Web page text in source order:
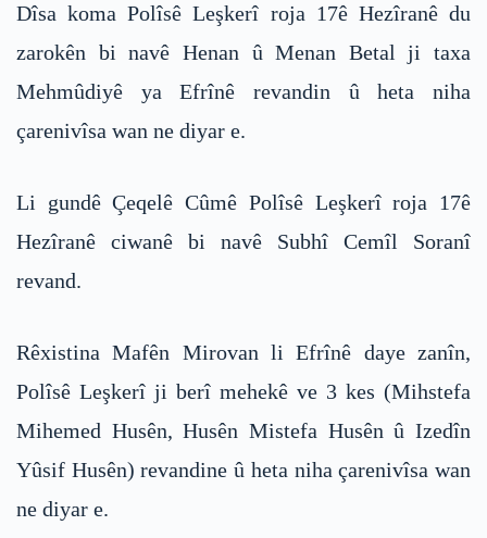
Dîsa koma Polîsê Leşkerî roja 17ê Hezîranê du
zarokên bi navê Henan û Menan Betal ji taxa
Mehmûdiyê ya Efrînê revandin û heta niha
çarenivîsa wan ne diyar e.
Li gundê Çeqelê Cûmê Polîsê Leşkerî roja 17ê
Hezîranê ciwanê bi navê Subhî Cemîl Soranî
revand.
Rêxistina Mafên Mirovan li Efrînê daye zanîn,
Polîsê Leşkerî ji berî mehekê ve 3 kes (Mihstefa
Mihemed Husên, Husên Mistefa Husên û Izedîn
Yûsif Husên) revandine û heta niha çarenivîsa wan
ne diyar e.